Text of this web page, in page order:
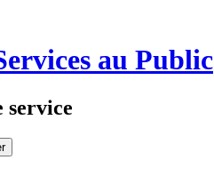
au Public
service